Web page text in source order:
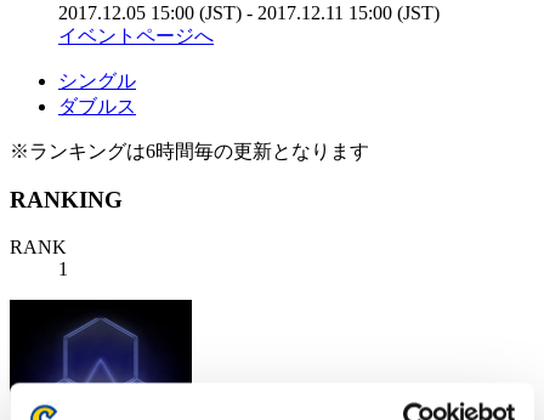
2017.12.05 15:00 (JST) - 2017.12.11 15:00 (JST)
イベントページへ
シングル
ダブルス
※ランキングは6時間毎の更新となります
RANKING
RANK
1